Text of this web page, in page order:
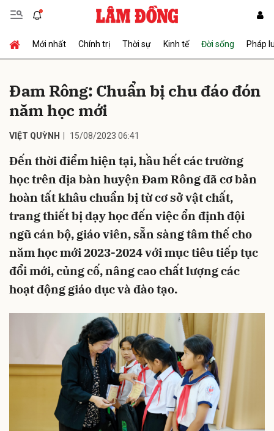
Mới nhất Chính trị Thời sự Kinh tế Đời sống Pháp
Đam Rông: Chuẩn bị chu đáo đón
năm học mới
VIỆT QUỲNH 15/08/2023 06:41
Đến thời điểm hiện tại, hầu hết các trường
học trên địa bàn huyện Đam Rông đã cơ bản
hoàn tất khâu chuẩn bị từ cơ sở vật chất,
trang thiết bị dạy học đến việc ổn định đội
ngũ cán bộ, giáo viên, sẵn sàng tâm thế cho
năm học mới 2023-2024 với mục tiêu tiếp tục
đổi mới, củng cố, nâng cao chất lượng các
hoạt động giáo dục và đào tạo.
Gửi bình luận
Hủy Gửi